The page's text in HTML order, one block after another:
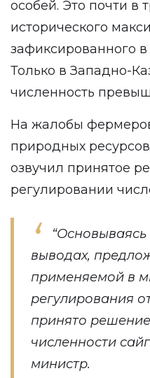
особей. Это почти в
исторического
зафиксированного в
Только в Западно-
численность
На жалобы
природных
озвучил принятое
регулировании
выводах,
применяемой в
регулирования
принято
численности
министр.